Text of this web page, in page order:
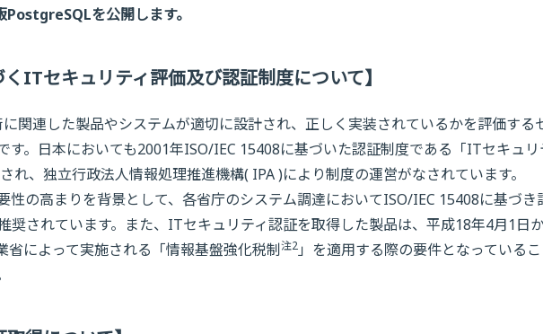
を公開します。
ITセキュリティ評価及び認証制度について】
関連した製品やシステムが適切に設計され、正しく実装されているかを評価する
す。日本においても2001年ISO/IEC 15408に基づいた認証制度である「ITセキュリ
れ、独立行政法人情報処理推進機構( IPA )により制度の運営がなされています。
性の高まりを背景として、各省庁のシステム調達においてISO/IEC 15408に基づき
奨されています。また、ITセキュリティ認証を取得した製品は、平成18年4月1日
によって実施される「情報基盤強化税制注2 」を適用する際の要件となっている